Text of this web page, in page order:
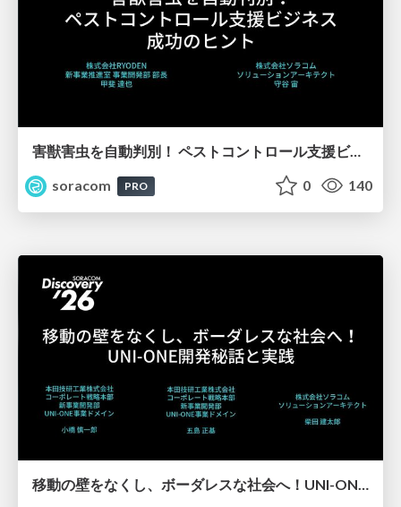
害獣害虫を自動判別！ ペストコントロール支援ビジネス成功のヒント【SORACOM Discovery 2026】
soracom
PRO 0 140
移動の壁をなくし、ボーダレスな社会へ！UNI-ONE開発秘話と実践【SORACOM Discovery 2026】